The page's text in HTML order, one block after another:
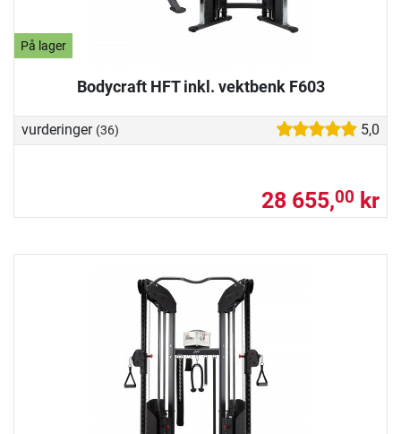
På lager
Bodycraft HFT inkl. vektbenk F603
vurderinger (36) 5,0
28 655,00 kr